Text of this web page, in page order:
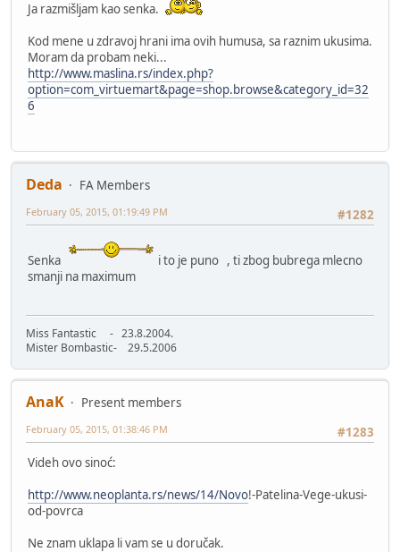
Ja razmišljam kao senka.
Kod mene u zdravoj hrani ima ovih humusa, sa raznim ukusima.
Moram da probam neki...
http://www.maslina.rs/index.php?
option=com_virtuemart&page=shop.browse&category_id=32
6
Deda
FA Members
#1282
February 05, 2015, 01:19:49 PM
Senka
i to je puno , ti zbog bubrega mlecno
smanji na maximum
Miss Fantastic - 23.8.2004.
Mister Bombastic- 29.5.2006
AnaK
Present members
#1283
February 05, 2015, 01:38:46 PM
Videh ovo sinoć:
http://www.neoplanta.rs/news/14/Novo!-Patelina-Vege-ukusi-
od-povrca
Ne znam uklapa li vam se u doručak.